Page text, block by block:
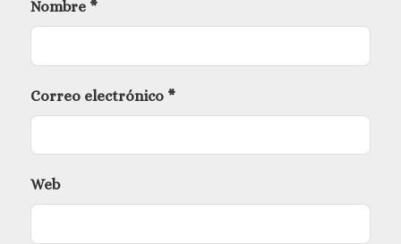
Nombre *
Correo electrónico *
Web